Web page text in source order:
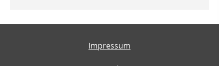
Impressum